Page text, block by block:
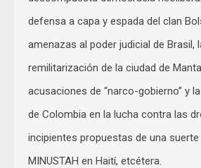
defensa a capa y espada del clan
amenazas al poder judicial de Brasil,
remilitarización de la ciudad de
acusaciones de “narco-gobierno” y
de Colombia en la lucha contra las
incipientes propuestas de una suerte
MINUSTAH en Haití, etcétera.